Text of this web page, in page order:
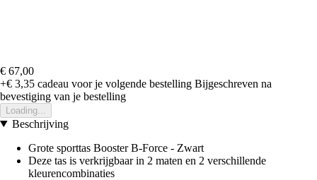
€ 67,00
+€ 3,35 cadeau voor je volgende bestelling Bijgeschreven na
bevestiging van je bestelling
Loading...
Beschrijving
Grote sporttas Booster B-Force - Zwart
Deze tas is verkrijgbaar in 2 maten en 2 verschillende
kleurencombinaties